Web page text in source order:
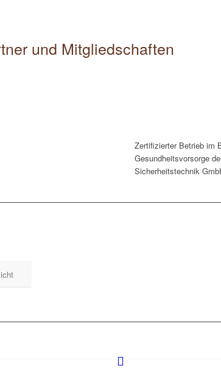
und Mitgliedschaften
Zertifizierter Betrieb im
Gesundheitsvorsorge
Sicherheitstechnik